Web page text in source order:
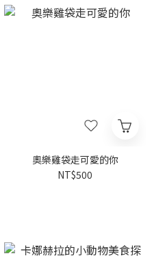
奧樂雞袋走可愛的你
NT$500